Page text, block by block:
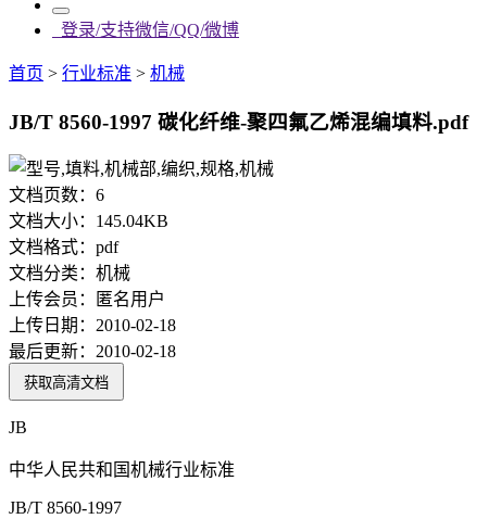
登录/支持微信/QQ/微博
首页 > 行业标准 > 机械
JB/T 8560-1997 碳化纤维-聚四氟乙烯混编填料.pdf
文档页数： 6
文档大小： 145.04KB
文档格式： pdf
文档分类： 机械
上传会员：
匿名用户
上传日期： 2010-02-18
最后更新： 2010-02-18
获取高清文档
JB
中华人民共和国机械行业标准
JB/T 8560-1997